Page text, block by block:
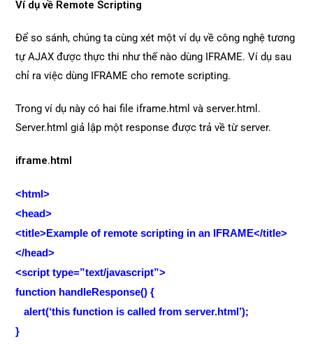
Ví dụ về Remote Scripting
Để so sánh, chúng ta cùng xét một ví dụ về công nghệ tương
tự AJAX được thực thi như thế nào dùng IFRAME. Ví dụ sau
chỉ ra việc dùng IFRAME cho remote scripting.
Trong ví dụ này có hai file iframe.html và server.html.
Server.html giả lập một response được trả về từ server.
iframe.html
<html>
<head>
<title>Example of remote scripting in an IFRAME</title>
</head>
<script type=”text/javascript”>
function handleResponse() {
alert(‘this function is called from server.html’);
}